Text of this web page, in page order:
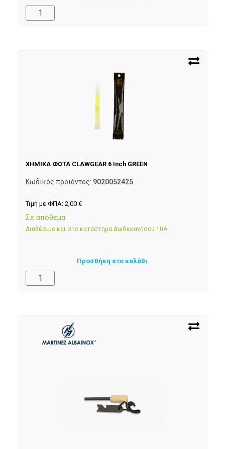
ΧΗΜΙΚΑ ΦΩΤΑ CLAWGEAR 6 Inch GREEN
Κωδικός προϊόντος: 9020052425
Τιμή με ΦΠΑ: 2,00 €
Σε απόθεμα
Διαθέσιμο και στο κατάστημα Δωδεκανήσου 10Α
Προσθήκη στο καλάθι